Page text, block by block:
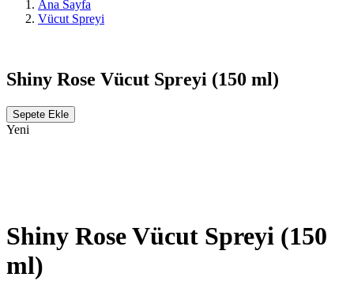
Ana Sayfa
Vücut Spreyi
Shiny Rose Vücut Spreyi (150 ml)
Sepete Ekle
Yeni
Shiny Rose Vücut Spreyi (150
ml)